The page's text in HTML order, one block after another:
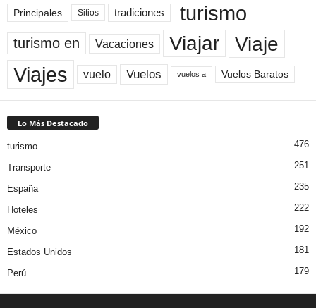
Principales Sitios tradiciones turismo
turismo en Vacaciones Viajar Viaje
Viajes vuelo Vuelos vuelos a Vuelos Baratos
Lo Más Destacado
turismo 476
Transporte 251
España 235
Hoteles 222
México 192
Estados Unidos 181
Perú 179